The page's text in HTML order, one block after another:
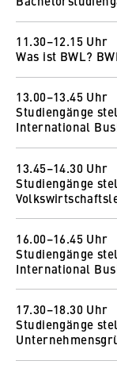
Wer
Prof. Dr.
Wie und wo
Zum Livestream
11.30–12.15 Uhr
Was ist BWL?
Wer
Prof. Dr. Ursula
Prof. Dr. Nadja
13.00–13.45 Uhr
Studiengänge
International
Wer
Prof. Dr. Ewa
Prof. Dr. Michael
13.45–14.30 Uhr
Studiengänge
Wer
Prof. Dr. Beate
Wie und wo
16.00–16.45 Uhr
Studiengänge
International
Wer
Prof. Dr. Sabine
Wie und wo
Zum Livestream
17.30–18.30 Uhr
Studiengänge
Wer